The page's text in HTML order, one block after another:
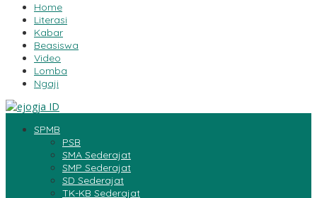
Home
Literasi
Kabar
Beasiswa
Video
Lomba
Ngaji
SPMB
PSB
SMA Sederajat
SMP Sederajat
SD Sederajat
TK-KB Sederajat